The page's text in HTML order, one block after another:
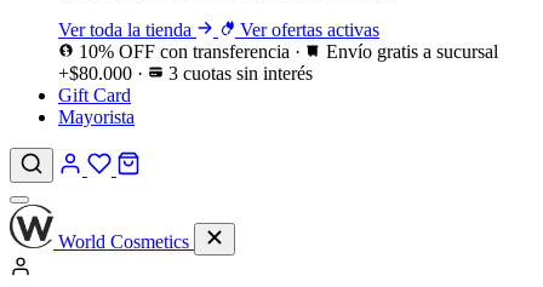
Ver toda la tienda
Ver ofertas activas
10% OFF con transferencia ·
Envío gratis a sucursal
+$80.000 ·
3 cuotas sin interés
Gift Card
Mayorista
World Cosmetics